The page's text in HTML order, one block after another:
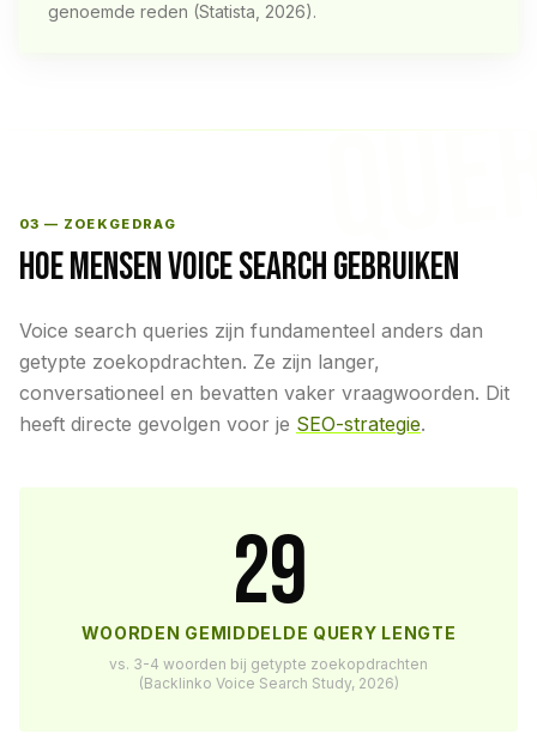
genoemde reden (Statista, 2026).
03 — ZOEKGEDRAG
HOE MENSEN VOICE SEARCH GEBRUIKEN
Voice search queries zijn fundamenteel anders dan
getypte zoekopdrachten. Ze zijn langer,
conversationeel en bevatten vaker vraagwoorden. Dit
heeft directe gevolgen voor je SEO-strategie.
29
WOORDEN GEMIDDELDE QUERY LENGTE
vs. 3-4 woorden bij getypte zoekopdrachten
(Backlinko Voice Search Study, 2026)